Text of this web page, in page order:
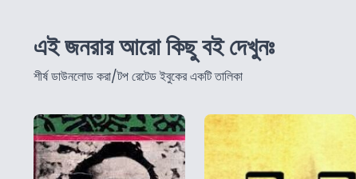
এই জনরার আরো কিছু বই দেখুনঃ
শীর্ষ ডাউনলোড করা/টপ রেটেড ইবুকের একটি তালিকা